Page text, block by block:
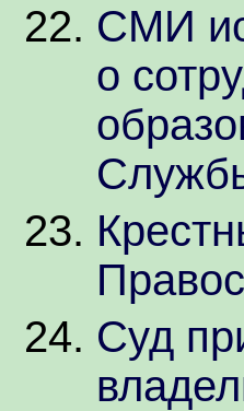
СМИ
о
Суд